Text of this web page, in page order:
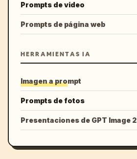
Prompts de video
Prompts de página web
HERRAMIENTAS IA
Imagen a prompt
Prompts de fotos
Presentaciones de GPT Image 2